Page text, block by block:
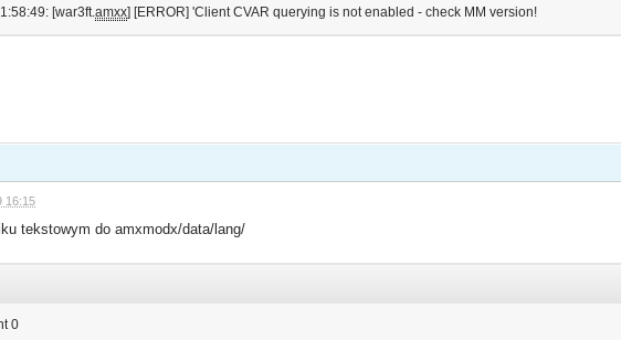
[war3ft.amxx] [ERROR] 'Client CVAR querying is not enabled - check MM version!
16:15
tekstowym do amxmodx/data/lang/
0